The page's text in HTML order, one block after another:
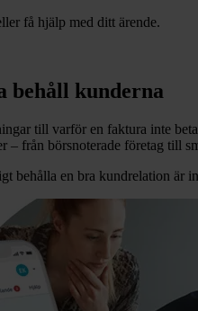
få hjälp med ditt ärende.
behåll kunderna
till varför en faktura inte
– från börsnoterade företag till
behålla en bra kundrelation är